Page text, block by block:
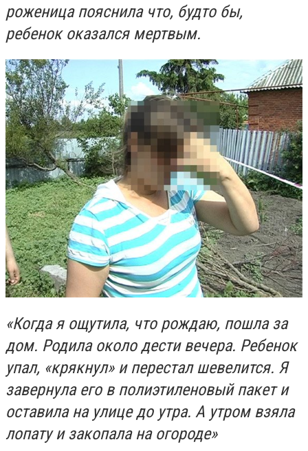
роженица пояснила что, будто бы,
ребенок оказался мертвым.
«Когда я ощутила, что рождаю, пошла за
дом. Родила около дести вечера. Ребенок
упал, «крякнул» и перестал шевелится. Я
завернула его в полиэтиленовый пакет и
оставила на улице до утра. А утром взяла
лопату и закопала на огороде»